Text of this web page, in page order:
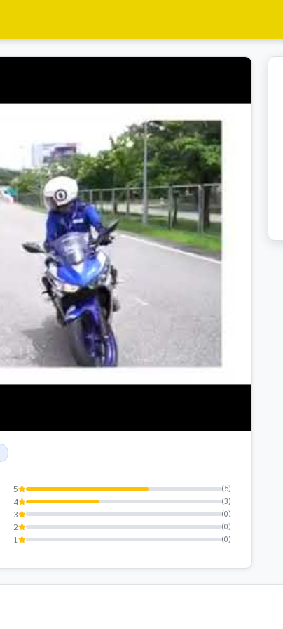
5 (5)
4 (3)
3 (0)
2 (0)
1 (0)